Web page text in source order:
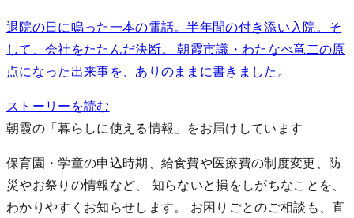
退院の日に鳴った一本の電話。半年間の付き添い入院。そ
して、会社をたたんだ決断。 朝霞市議・わたなべ竜二の原
点になった出来事を、ありのままに書きました。
ストーリーを読む
朝霞の「暮らしに使える情報」をお届けしています
保育園・学童の申込時期、給食費や医療費の制度変更、防
災やお祭りの情報など、 知らないと損をしがちなことを、
わかりやすくお知らせします。 お困りごとのご相談も、直